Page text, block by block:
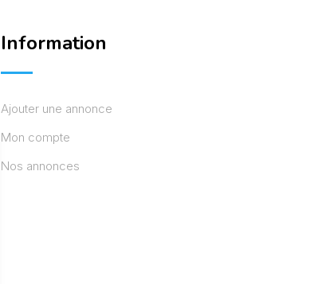
Information
Ajouter une annonce
Mon compte
Nos annonces